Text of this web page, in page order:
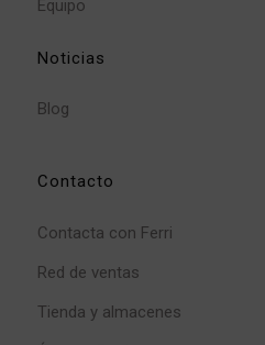
Equipo
Noticias
Blog
Contacto
Contacta con Ferri
Red de ventas
Tienda y almacenes